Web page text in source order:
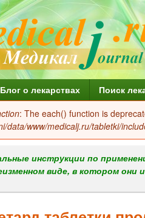
Блог о лекарствах Поиск
: The each() function is
data/www/medicalj.ru/tabletki/
инструкции по
виде, в котором они